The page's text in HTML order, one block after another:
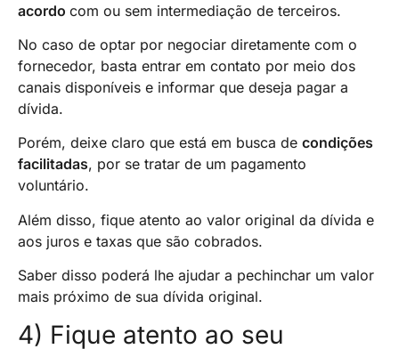
acordo com ou sem intermediação de terceiros.
No caso de optar por negociar diretamente com o
fornecedor, basta entrar em contato por meio dos
canais disponíveis e informar que deseja pagar a
dívida.
Porém, deixe claro que está em busca de condições
facilitadas, por se tratar de um pagamento
voluntário.
Além disso, fique atento ao valor original da dívida e
aos juros e taxas que são cobrados.
Saber disso poderá lhe ajudar a pechinchar um valor
mais próximo de sua dívida original.
4) Fique atento ao seu